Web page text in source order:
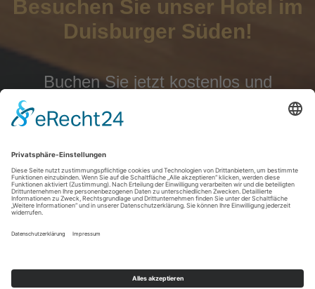
Besuchen Sie unser Hotel im
Duisburger Süden!
Buchen Sie jetzt kostenlos und
Buchungssystem
Startseite